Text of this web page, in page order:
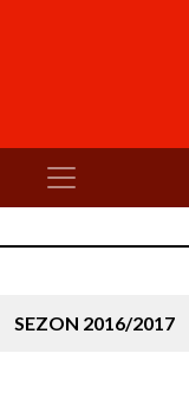
SEZON 2016/2017